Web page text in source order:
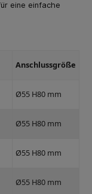
eine einfache
Anschlussgröße
Ø55 H80 mm
Ø55 H80 mm
Ø55 H80 mm
Ø55 H80 mm